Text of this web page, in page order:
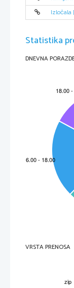
Izločala
Statistika
DNEVNA
VRSTA PRENOSA